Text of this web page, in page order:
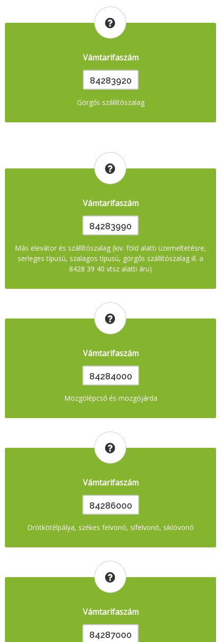
Vámtarifaszám
84283920
Görgős szállítószalag
Vámtarifaszám
84283990
Más elevátor és szállítószalag (kiv. föld alatti üzemeltetésre,
serleges típusú, szalagos típusú, görgős szállítószalag ill. a
8428 39 40 vtsz alatti áru)
Vámtarifaszám
84284000
Mozgólépcső és mozgójárda
Vámtarifaszám
84286000
Drótkötélpálya, székes felvonó, sífelvonó, siklóvonó
Vámtarifaszám
84287000